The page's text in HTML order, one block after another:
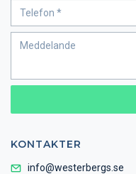
KONTAKTER
info@westerbergs.se